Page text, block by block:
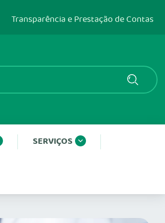
Transparência e Prestação de Contas
SERVIÇOS